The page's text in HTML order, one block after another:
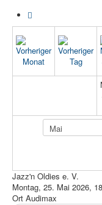
Jazz'n Oldies e. V.
Montag, 25. Mai 2026,
Ort Audimax